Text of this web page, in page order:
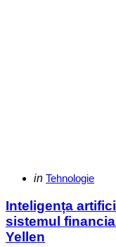
Categories
Posted
in Tehnologie
Inteligența
sistemul
Yellen